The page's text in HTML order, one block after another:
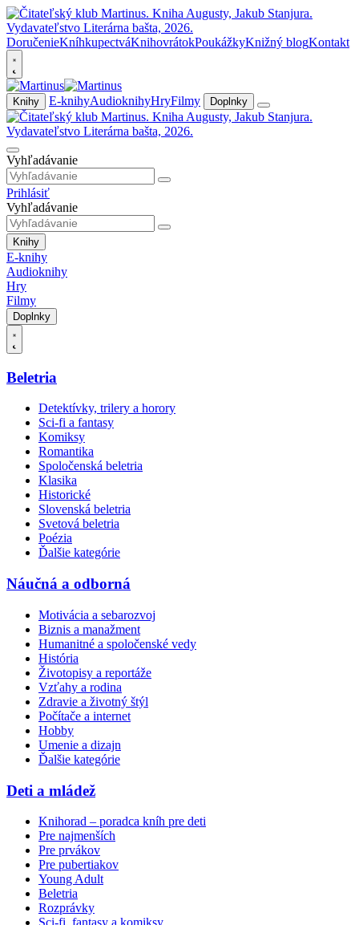
DoručenieKníhkupectváKnihovrátokPoukážkyKnižný blogKontakt
Knihy E-knihyAudioknihyHryFilmy Doplnky
Vyhľadávanie
Prihlásiť
Vyhľadávanie
Knihy
E-knihy
Audioknihy
Hry
Filmy
Doplnky
Beletria
Detektívky, trilery a horory
Sci-fi a fantasy
Komiksy
Romantika
Spoločenská beletria
Klasika
Historické
Slovenská beletria
Svetová beletria
Poézia
Ďalšie kategórie
Náučná a odborná
Motivácia a sebarozvoj
Biznis a manažment
Humanitné a spoločenské vedy
História
Životopisy a reportáže
Vzťahy a rodina
Zdravie a životný štýl
Počítače a internet
Hobby
Umenie a dizajn
Ďalšie kategórie
Deti a mládež
Knihorad – poradca kníh pre deti
Pre najmenších
Pre prvákov
Pre pubertiakov
Young Adult
Beletria
Rozprávky